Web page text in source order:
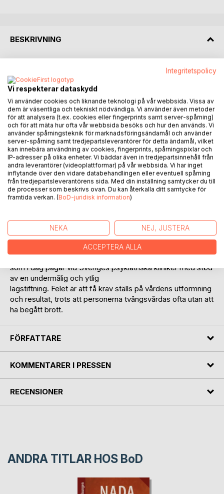
BESKRIVNING
Insynen i hur den psykiatriska tvångsvården fungerar är
ytterst dålig. Det har hänt väldigt lite sedan 1990-talet och
den här berättelsen behandlar de grundläggande brister i
vården som gör att många tvångsmedicineras felaktigt
efter bristfälliga undersökningar vid fastställande av
diagnos.
Under 2010-talet har vi sett en försämring av vården med
väldigt långa vårdtider vid tvångsintagningar och efteråt
fortsatt tvångsmedicinering. Berättelsen tar upp
tvångsvårdens förbannelse och överdrivna tillämpning,
bristen på alternativa tankesätt, rutinmässiga metoder och
vanvården som blir resultatet. En utveckling
som fått katastrofala följder och leder till tragedier och
självmord. Berättelsen handlar om erfarenheter från
undan tvångsvårdens skruvstäd.
Skriften utmynnar i tankar på en helt ny organisation för att
möta de här personernas behov och avbryta vanvården
som i dag pågår vid Sveriges psykiatriska kliniker med stöd
av en undermålig och ytlig
lagstiftning. Felet är att få krav ställs på vårdens utformning
och resultat, trots att personerna tvångsvårdas ofta utan att
ha begått brott.
FÖRFATTARE
KOMMENTARER I PRESSEN
RECENSIONER
ANDRA TITLAR HOS BoD
Integritetspolicy
Vi respekterar dataskydd
Vi använder cookies och liknande teknologi på vår webbsida. Vissa av
dem är väsentliga och tekniskt nödvändiga. Vi använder även metoder
för att analysera (t.ex. cookies eller fingerprints samt server-spårning)
och för att mäta hur ofta vår webbsida besöks och hur den används. Vi
använder spårningsteknik för marknadsföringsändamål och använder
server-spårning samt tredjepartsleverantörer för detta ändamål, vilket
kan innebära användning av cookies, fingerprints, spårningspixlar och
IP-adresser på olika enheter. Vi bäddar även in tredjepartsinnehåll från
andra leverantörer (videoplattformar) på vår webbsida. Vi har inget
inflytande över den vidare databehandlingen eller eventuell spårning
från tredjepartsleverantörens sida. Med din inställning samtycker du till
de processer som beskrivs ovan. Du kan återkalla ditt samtycke för
framtida verkan. (BoD-juridisk information)
NEKA NEJ, JUSTERA
ACCEPTERA ALLA